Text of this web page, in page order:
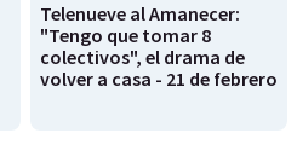
Telenueve al Amanecer:
"Tengo que tomar 8
colectivos", el drama de
volver a casa - 21 de febrero